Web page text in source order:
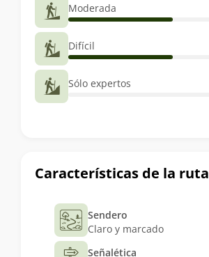
Características de la ruta
Sendero
Claro y marcado
Señalética
Moderada
Difícil
Sólo expertos